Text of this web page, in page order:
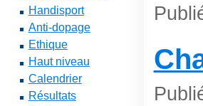
Handisport
Anti-dopage
Ethique
Haut niveau
Calendrier
Résultats